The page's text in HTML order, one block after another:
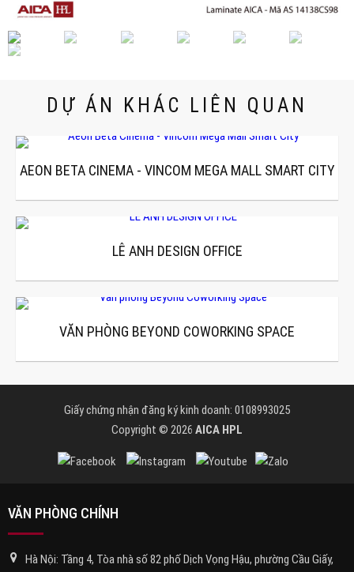
DỰ ÁN KHÁC LIÊN QUAN
AEON BETA CINEMA - VINCOM MEGA MALL SMART CITY
LÊ ANH DESIGN OFFICE
VĂN PHÒNG BEYOND COWORKING SPACE
Giấy chứng nhận đăng ký kinh doanh: 0108993025
Copyright © 2026 AICA HPL
VĂN PHÒNG CHÍNH
Hà Nội: Tầng 4, Tòa nhà số 82 phố Dịch Vọng Hậu, phường Cầu Giấy,